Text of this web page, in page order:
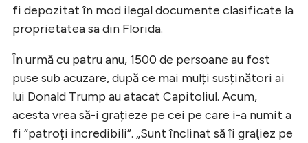
fi depozitat în mod ilegal documente clasificate la
proprietatea sa din Florida.
În urmă cu patru anu, 1500 de persoane au fost
puse sub acuzare, după ce mai mulți susținători ai
lui Donald Trump au atacat Capitoliul. Acum,
acesta vrea să-i grațieze pe cei pe care i-a numit a
fi ”patroți incredibili”. „Sunt înclinat să îi graţiez pe